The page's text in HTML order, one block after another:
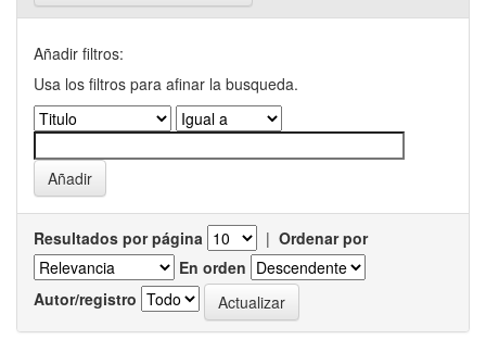
Añadir filtros:
Usa los filtros para afinar la busqueda.
Resultados por página | Ordenar por
En orden
Autor/registro